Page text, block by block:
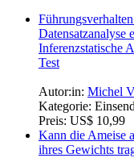
Datensatzanalyse
Inferenzstatische
Test
Autor:in: Michel
Kategorie:
Preis: US$ 10,99
Kann die Ameise
ihres Gewichts